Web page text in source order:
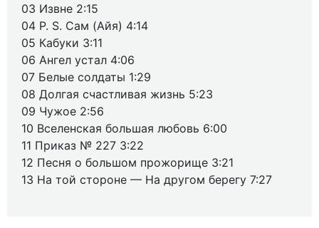
03 Извне 2:15
04 P. S. Сам (Айя) 4:14
05 Кабуки 3:11
06 Ангел устал 4:06
07 Белые солдаты 1:29
08 Долгая счастливая жизнь 5:23
09 Чужое 2:56
10 Вселенская большая любовь 6:00
11 Приказ № 227 3:22
12 Песня о большом прожорище 3:21
13 На той стороне — На другом берегу 7:27